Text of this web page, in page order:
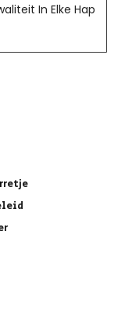
In Elke Hap